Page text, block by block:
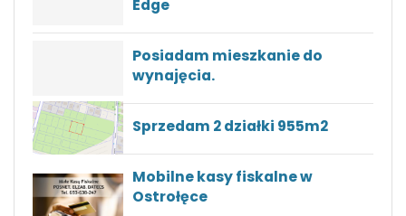
Edge
Posiadam mieszkanie do
wynajęcia.
Sprzedam 2 działki 955m2
Mobilne kasy fiskalne w
Ostrołęce